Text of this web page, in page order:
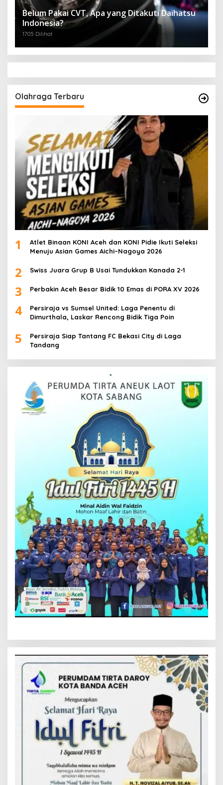
Belum Pakai CVT, Apa yang Ditakuti Daihatsu
Indonesia?
1705 Dilihat
Olahraga Terbaru
1
Atlet Binaan KONI Aceh dan KONI Pidie Ikuti Seleksi
Menuju Asian Games Aichi–Nagoya 2026
2 Swiss Juara Grup B Usai Tundukkan Kanada 2-1
3 Perbakin Aceh Besar Bidik 10 Emas di PORA XV 2026
4
Persiraja vs Sumsel United: Laga Penentu di
Dimurthala, Laskar Rencong Bidik Tiga Poin
5
Persiraja Siap Tantang FC Bekasi City di Laga
Tandang